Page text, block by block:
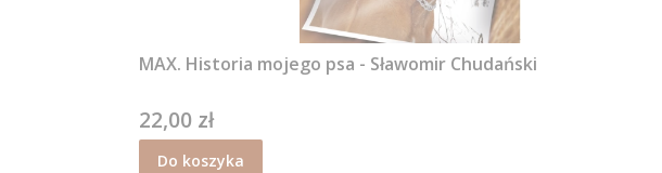
MAX. Historia mojego psa - Sławomir Chudański
Cena
22,00 zł
Do koszyka